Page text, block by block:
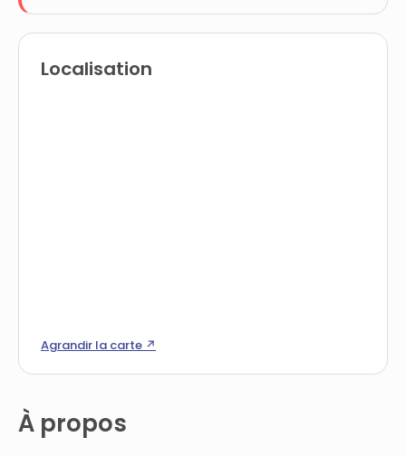
À propos
Localisation
Agrandir la carte ↗